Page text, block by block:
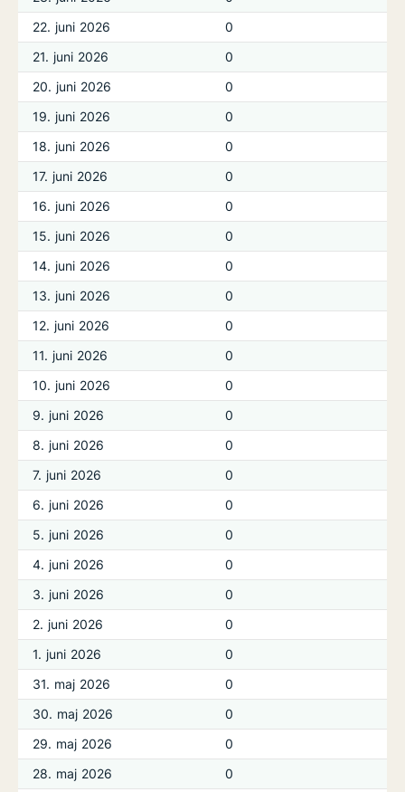
22. juni 2026
0
21. juni 2026
0
20. juni 2026
0
19. juni 2026
0
18. juni 2026
0
17. juni 2026
0
16. juni 2026
0
15. juni 2026
0
14. juni 2026
0
13. juni 2026
0
12. juni 2026
0
11. juni 2026
0
10. juni 2026
0
9. juni 2026
0
8. juni 2026
0
7. juni 2026
0
6. juni 2026
0
5. juni 2026
0
4. juni 2026
0
3. juni 2026
0
2. juni 2026
0
1. juni 2026
0
31. maj 2026
0
30. maj 2026
0
29. maj 2026
0
28. maj 2026
0